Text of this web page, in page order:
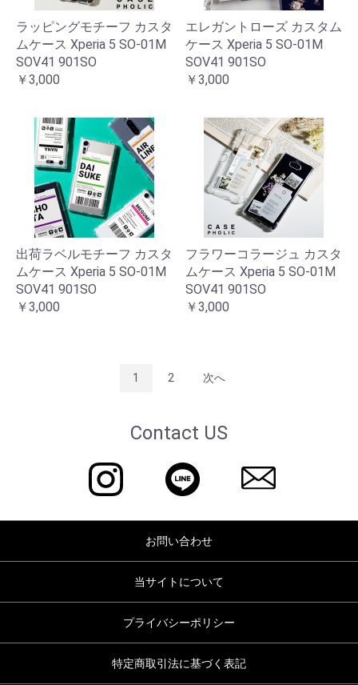
ラッピングモチーフ カスタ
ムケース Xperia 5 SO-01M
SOV41 901SO
￥3,000
エレガントローズ カスタム
ケース Xperia 5 SO-01M
SOV41 901SO
￥3,000
出荷ラベルモチーフ カスタ
ムケース Xperia 5 SO-01M
SOV41 901SO
￥3,000
フラワーコラージュ カスタ
ムケース Xperia 5 SO-01M
SOV41 901SO
￥3,000
1 2 次へ
Contact US
お問い合わせ
当サイトについて
プライバシーポリシー
特定商取引法に基づく表記